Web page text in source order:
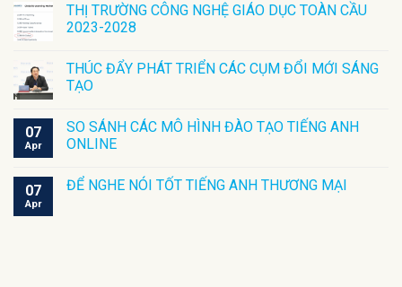
THỊ TRƯỜNG CÔNG NGHỆ GIÁO DỤC TOÀN CẦU
2023-2028
THÚC ĐẨY PHÁT TRIỂN CÁC CỤM ĐỔI MỚI SÁNG
TẠO
07
Apr
SO SÁNH CÁC MÔ HÌNH ĐÀO TẠO TIẾNG ANH
ONLINE
07
Apr
ĐỂ NGHE NÓI TỐT TIẾNG ANH THƯƠNG MẠI